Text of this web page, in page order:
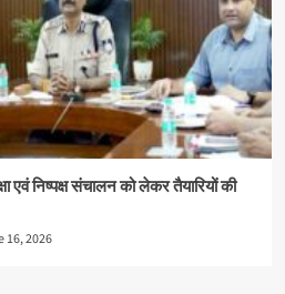
एवं निष्पक्ष संचालन को लेकर तैयारियों की
16, 2026